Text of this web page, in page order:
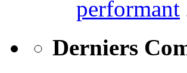
performant
Derniers